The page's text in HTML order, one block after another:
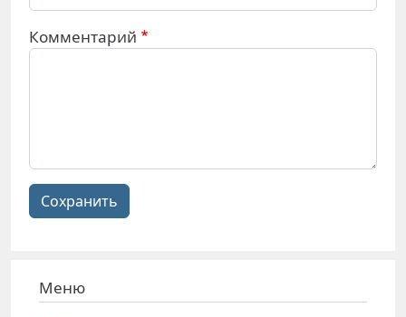
Комментарий
Сохранить
Меню